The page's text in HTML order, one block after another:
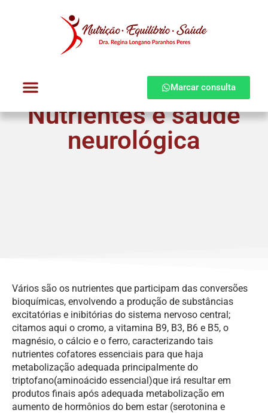
Marcar consulta
Nutrientes e saúde
neurológica
Vários são os nutrientes que participam das conversões
bioquímicas, envolvendo a produção de substâncias
excitatórias e inibitórias do sistema nervoso central;
citamos aqui o cromo, a vitamina B9, B3, B6 e B5, o
magnésio, o cálcio e o ferro, caracterizando tais
nutrientes cofatores essenciais para que haja
metabolização adequada principalmente do
triptofano(aminoácido essencial)que irá resultar em
produtos finais após adequada metabolização em
aumento de hormônios do bem estar (serotonina e